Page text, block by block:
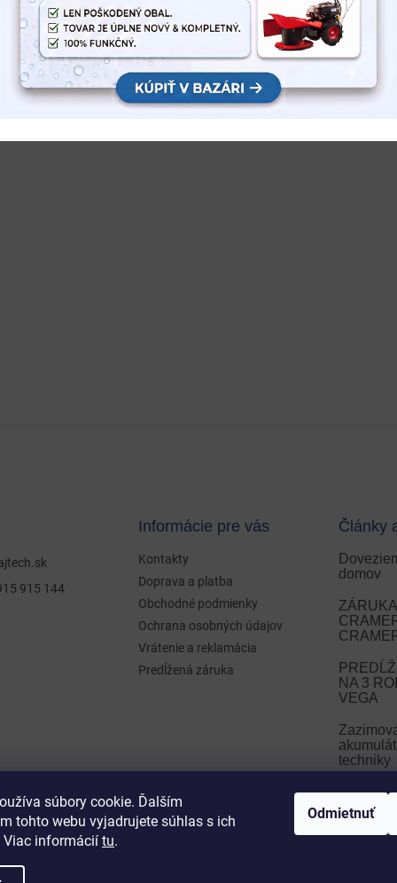
súbory cookie. Ďalším
tohto webu vyjadrujete súhlas s ich
Viac informácií tu.
Odmietnuť
915 144
Informácie pre vás
Kontakty
Doprava a platba
Obchodné podmienky
Ochrana osobných údajov
Vrátenie a reklamácia
Predĺžená záruka
Články
domov
NA 3
VEGA
techniky